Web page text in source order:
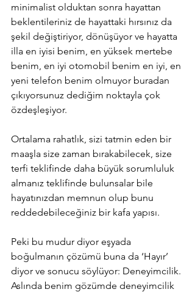
minimalist olduktan sonra hayattan
beklentileriniz de hayattaki hırsınız da
şekil değiştiriyor, dönüşüyor ve hayatta
illa en iyisi benim, en yüksek mertebe
benim, en iyi otomobil benim en iyi, en
yeni telefon benim olmuyor buradan
çıkıyorsunuz dediğim noktayla çok
özdeşleşiyor.
Ortalama rahatlık, sizi tatmin eden bir
maaşla size zaman bırakabilecek, size
terfi teklifinde daha büyük sorumluluk
almanız teklifinde bulunsalar bile
hayatınızdan memnun olup bunu
reddedebileceğiniz bir kafa yapısı.
Peki bu mudur diyor eşyada
boğulmanın çözümü buna da ‘Hayır’
diyor ve sonucu söylüyor: Deneyimcilik.
Aslında benim gözümde deneyimcilik